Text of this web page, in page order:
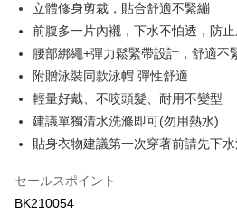
Easy Wallet
Plus Pay
OP Pay Later
説明
1. 本サービスは台湾大哥大によって提供さ
2. 支払い方法で「OP Pay Later」を選択す
的に OP Pay Later の取引プロセスに移行し
AFTEE代金後払い
一、 AFTEE代金後払いについて
1.お支払い方法でAFTEE代金後払いを選択
Hami Point
立體修身剪裁，貼合舒適不緊繃
前腹多一片內襯，下水不怕透，防
腰部綁繩+彈力鬆緊帶設計，舒適不
附贈泳裝同款泳帽 彈性舒適
輕量好戴、不咬頭髮、耐用不變型
建議單獨清水洗滌即可(勿用熱水)
貼身衣物建議第一次穿著前請先下
セールスポイント
BK210054